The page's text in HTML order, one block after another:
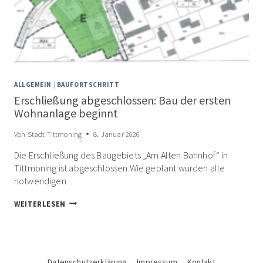
ALLGEMEIN | BAUFORTSCHRITT
Erschließung abgeschlossen: Bau der ersten
Wohnanlage beginnt
Von Stadt Tittmoning 8. Januar 2026
Die Erschließung des Baugebiets „Am Alten Bahnhof“ in
Tittmoning ist abgeschlossen.Wie geplant wurden alle
notwendigen…
WEITERLESEN ERSCHLIESSUNG A
EGINNT